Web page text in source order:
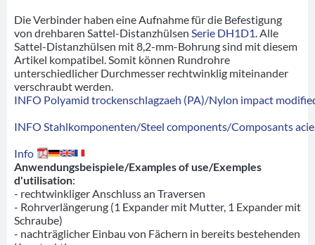
Die Verbinder haben eine Aufnahme für die Befestigung
von drehbaren Sattel-Distanzhülsen Serie DH1D1 . Alle
Sattel-Distanzhülsen mit 8,2-mm-Bohrung sind mit diesem
Artikel kompatibel. Somit können Rundrohre
unterschiedlicher Durchmesser rechtwinklig miteinander
verschraubt werden.
INFO Polyamid trockenschlagzaeh (PA)/Nylon impact
INFO Stahlkomponenten/Steel components/Composants
Info
Anwendungsbeispiele/Examples of use/Exemples
d'utilisation:
- rechtwinkliger Anschluss an Traversen
- Rohrverlängerung (1 Expander mit Mutter, 1 Expander mit
Schraube)
- nachträglicher Einbau von Fächern in bereits bestehenden